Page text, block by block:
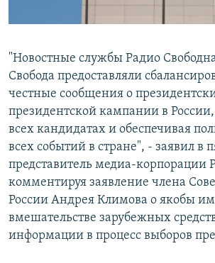
СОЦИАЛЬНЫЕ СЕТИ
Все сайты РСЕ/РС
"Новостные службы Радио
Свобода предоставляли
честные сообщения о
президентской кампании в
всех кандидатах и обеспечивая
всех событий в стране", - заявил в
представитель медиа-корпорации
комментируя заявление члена
России Андрея Климова о якобы
вмешательстве зарубежных
информации в процесс выборов